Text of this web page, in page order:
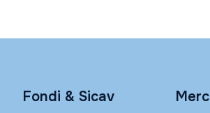
Fondi & Sicav